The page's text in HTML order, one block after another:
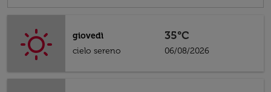
giovedì
cielo sereno
35°C
06/08/2026